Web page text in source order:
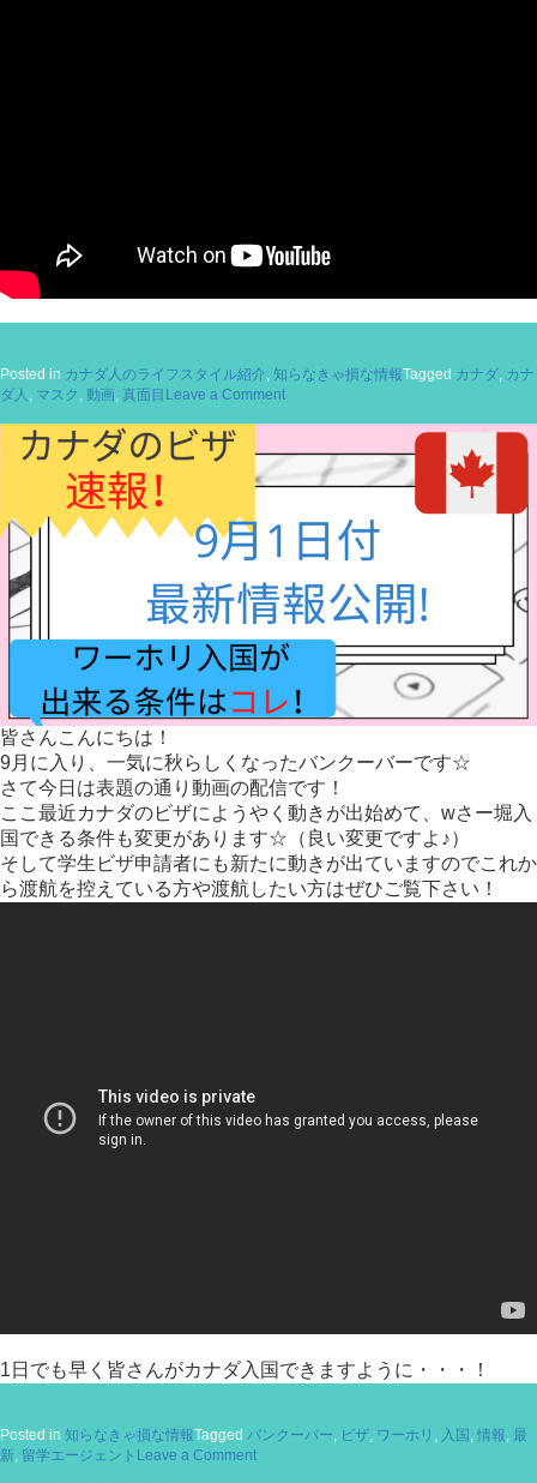
Posted in カナダ人のライフスタイル紹介, 知らなきゃ損な情報Tagged カナダ, カナ
ダ人 , マスク , 動画, 真面目 Leave a Commenton
評
証
プ
し
ま
し
♬
皆さんこんにちは！
9月に入り、一気に秋らしくなったバンクーバーです☆
さて今日は表題の通り動画の配信です！
ここ最近カナダのビザにようやく動きが出始めて、wさー堀入
国できる条件も変更があります☆（良い変更ですよ♪）
そして学生ビザ申請者にも新たに動きが出ていますのでこれか
ら渡航を控えている方や渡航したい方はぜひご覧下さい！
1日でも早く皆さんがカナダ入国できますように・・・！
Posted in 知らなきゃ損な情報Tagged バンクーバー, ビザ, ワーホリ , 入国, 情報, 最
新, 留学エージェント Leave a Commenton